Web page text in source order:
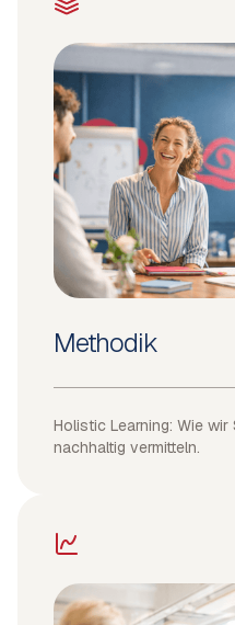
Methodik
Holistic Learning: Wie
nachhaltig vermitteln.